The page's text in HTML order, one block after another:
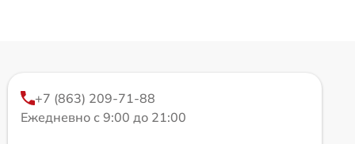
+7 (863) 209-71-88
Ежедневно с 9:00 до 21:00